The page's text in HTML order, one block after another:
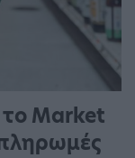
Market